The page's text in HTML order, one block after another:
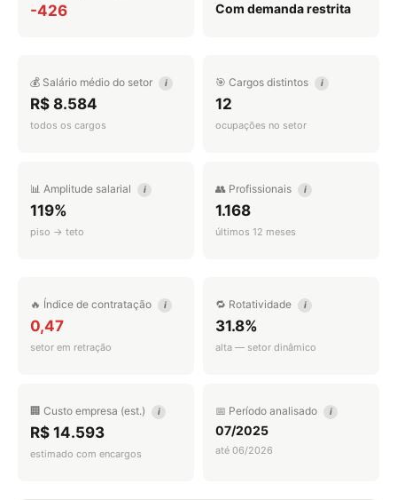
-426 Com demanda restrita
💰 Salário médio do setor i
R$ 8.584
todos os cargos
🎯 Cargos distintos i
12
ocupações no setor
📊 Amplitude salarial i
119%
piso → teto
👥 Profissionais i
1.168
últimos 12 meses
🔥 Índice de contratação i
0,47
setor em retração
🔁 Rotatividade i
31.8%
alta — setor dinâmico
🏢 Custo empresa (est.) i
R$ 14.593
estimado com encargos
📅 Período analisado i
07/2025
até 06/2026